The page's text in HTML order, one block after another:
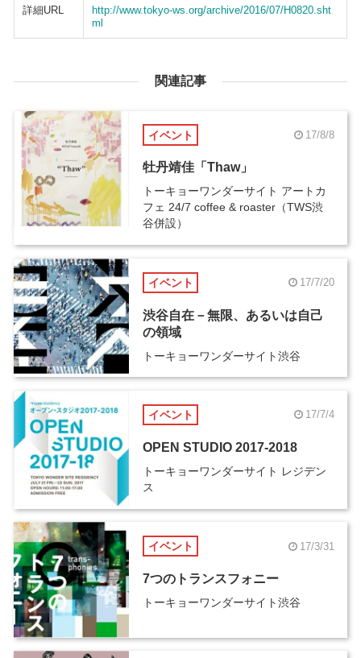
詳細URL
http://www.tokyo-ws.org/archive/2016/07/H0820.sht
ml
関連記事
イベント 17/8/8
牡丹靖佳「Thaw」
トーキョーワンダーサイト アートカ
フェ 24/7 coffee & roaster（TWS渋
谷併設）
イベント 17/7/20
渋谷自在－無限、あるいは自己
の領域
トーキョーワンダーサイト渋谷
イベント 17/7/4
OPEN STUDIO 2017-2018
トーキョーワンダーサイト レジデン
ス
イベント 17/3/31
7つのトランスフォニー
トーキョーワンダーサイト渋谷